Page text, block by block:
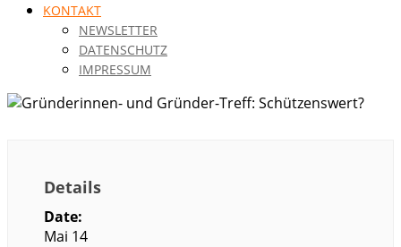
KONTAKT
NEWSLETTER
DATENSCHUTZ
IMPRESSUM
Details
Date:
Mai 14